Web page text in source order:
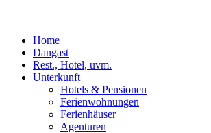
Home
Dangast
Rest., Hotel, uvm.
Unterkunft
Hotels & Pensionen
Ferienwohnungen
Ferienhäuser
Agenturen